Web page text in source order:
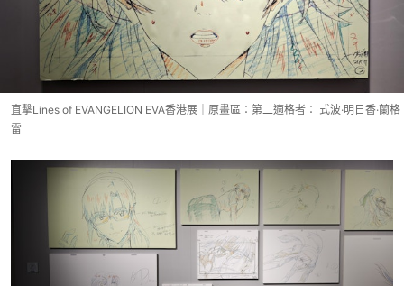
直擊Lines of EVANGELION EVA香港展｜原畫區：第二適格者： 式波·明日香·蘭格
雷